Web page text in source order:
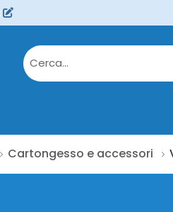
Cartongesso e accessori